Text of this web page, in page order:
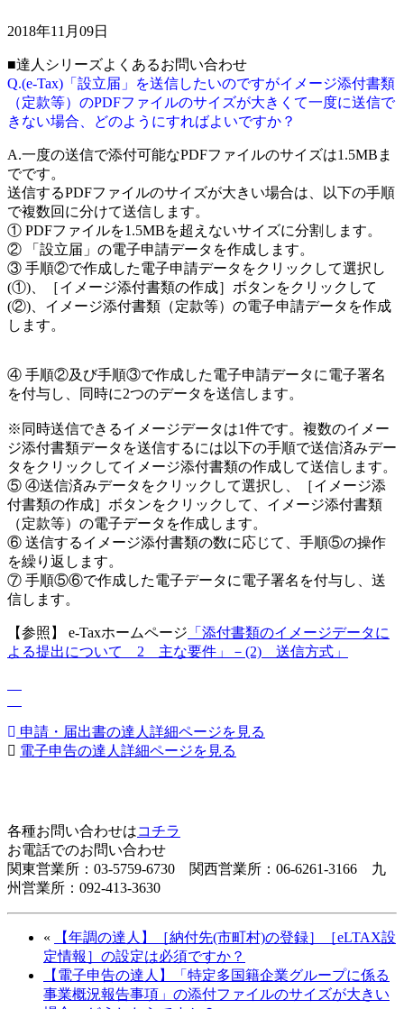
2018年11月09日
■達人シリーズよくあるお問い合わせ
Q.(e-Tax)「設立届」を送信したいのですがイメージ添付書類
（定款等）のPDFファイルのサイズが大きくて一度に送信で
きない場合、どのようにすればよいですか？
A.一度の送信で添付可能なPDFファイルのサイズは1.5MBま
でです。
送信するPDFファイルのサイズが大きい場合は、以下の手順
で複数回に分けて送信します。
① PDFファイルを1.5MBを超えないサイズに分割します。
② 「設立届」の電子申請データを作成します。
③ 手順②で作成した電子申請データをクリックして選択し
(①)、［イメージ添付書類の作成］ボタンをクリックして
(②)、イメージ添付書類（定款等）の電子申請データを作成
します。
④ 手順②及び手順③で作成した電子申請データに電子署名
を付与し、同時に2つのデータを送信します。
※同時送信できるイメージデータは1件です。複数のイメー
ジ添付書類データを送信するには以下の手順で送信済みデー
タをクリックしてイメージ添付書類の作成して送信します。
⑤ ④送信済みデータをクリックして選択し、［イメージ添
付書類の作成］ボタンをクリックして、イメージ添付書類
（定款等）の電子データを作成します。
⑥ 送信するイメージ添付書類の数に応じて、手順⑤の操作
を繰り返します。
⑦ 手順⑤⑥で作成した電子データに電子署名を付与し、送
信します。
【参照】 e-Taxホームページ 「添付書類のイメージデータに
よる提出について 2 主な要件」－(2) 送信方式」
申請・届出書の達人詳細ページを見る
電子申告の達人詳細ページを見る
各種お問い合わせはコチラ
お電話でのお問い合わせ
関東営業所：03-5759-6730 関西営業所：06-6261-3166 九
州営業所：092-413-3630
«
【年調の達人】［納付先(市町村)の登録］［eLTAX設
定情報］の設定は必須ですか？
【電子申告の達人】「特定多国籍企業グループに係る
事業概況報告事項」の添付ファイルのサイズが大きい